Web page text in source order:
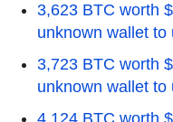
3,623 BTC worth
unknown wallet to
3,723 BTC worth
unknown wallet to